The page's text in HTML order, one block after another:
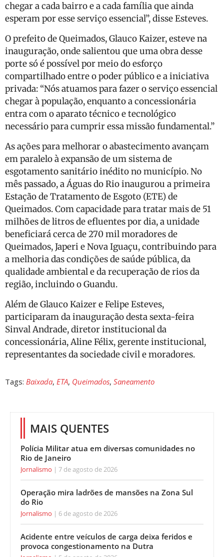
chegar a cada bairro e a cada família que ainda
esperam por esse serviço essencial”, disse Esteves.
O prefeito de Queimados, Glauco Kaizer, esteve na
inauguração, onde salientou que uma obra desse
porte só é possível por meio do esforço
compartilhado entre o poder público e a iniciativa
privada: “Nós atuamos para fazer o serviço essencial
chegar à população, enquanto a concessionária
entra com o aparato técnico e tecnológico
necessário para cumprir essa missão fundamental.”
As ações para melhorar o abastecimento avançam
em paralelo à expansão de um sistema de
esgotamento sanitário inédito no município. No
mês passado, a Águas do Rio inaugurou a primeira
Estação de Tratamento de Esgoto (ETE) de
Queimados. Com capacidade para tratar mais de 51
milhões de litros de efluentes por dia, a unidade
beneficiará cerca de 270 mil moradores de
Queimados, Japeri e Nova Iguaçu, contribuindo para
a melhoria das condições de saúde pública, da
qualidade ambiental e da recuperação de rios da
região, incluindo o Guandu.
Além de Glauco Kaizer e Felipe Esteves,
participaram da inauguração desta sexta-feira
Sinval Andrade, diretor institucional da
concessionária, Aline Félix, gerente institucional,
representantes da sociedade civil e moradores.
Tags: Baixada, ETA, Queimados, Saneamento
MAIS QUENTES
Polícia Militar atua em diversas comunidades no
Rio de Janeiro
Jornalismo 7 de agosto de 2026
Operação mira ladrões de mansões na Zona Sul
do Rio
Jornalismo 6 de agosto de 2026
Acidente entre veículos de carga deixa feridos e
provoca congestionamento na Dutra